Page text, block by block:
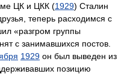
ЦК и ЦКК (1929) Сталин
теперь расходимся с
«разгром группы
с занимавшихся постов.
1929 он был выведен из
позицию